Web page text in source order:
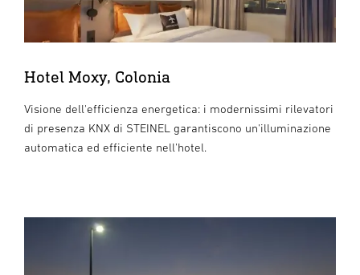
Hotel Moxy, Colonia
Visione dell'efficienza energetica: i modernissimi rilevatori
di presenza KNX di STEINEL garantiscono un'illuminazione
automatica ed efficiente nell'hotel.